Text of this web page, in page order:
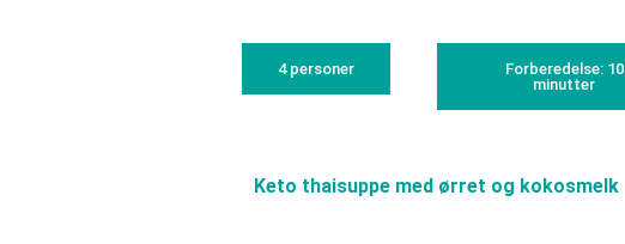
4 personer
Forberedelse: 10
minutter
Keto thaisuppe med ørret og kokosmelk